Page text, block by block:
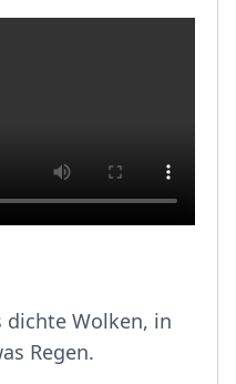
dichte Wolken, in
Regen.